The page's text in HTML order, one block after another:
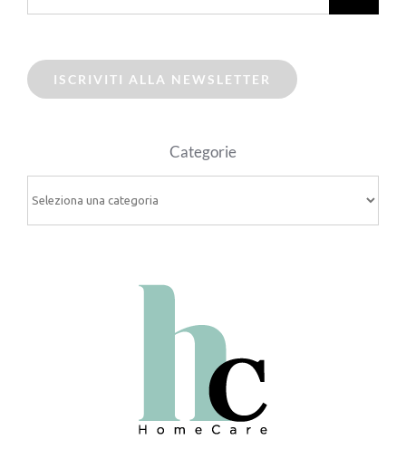
ISCRIVITI ALLA NEWSLETTER
Categorie